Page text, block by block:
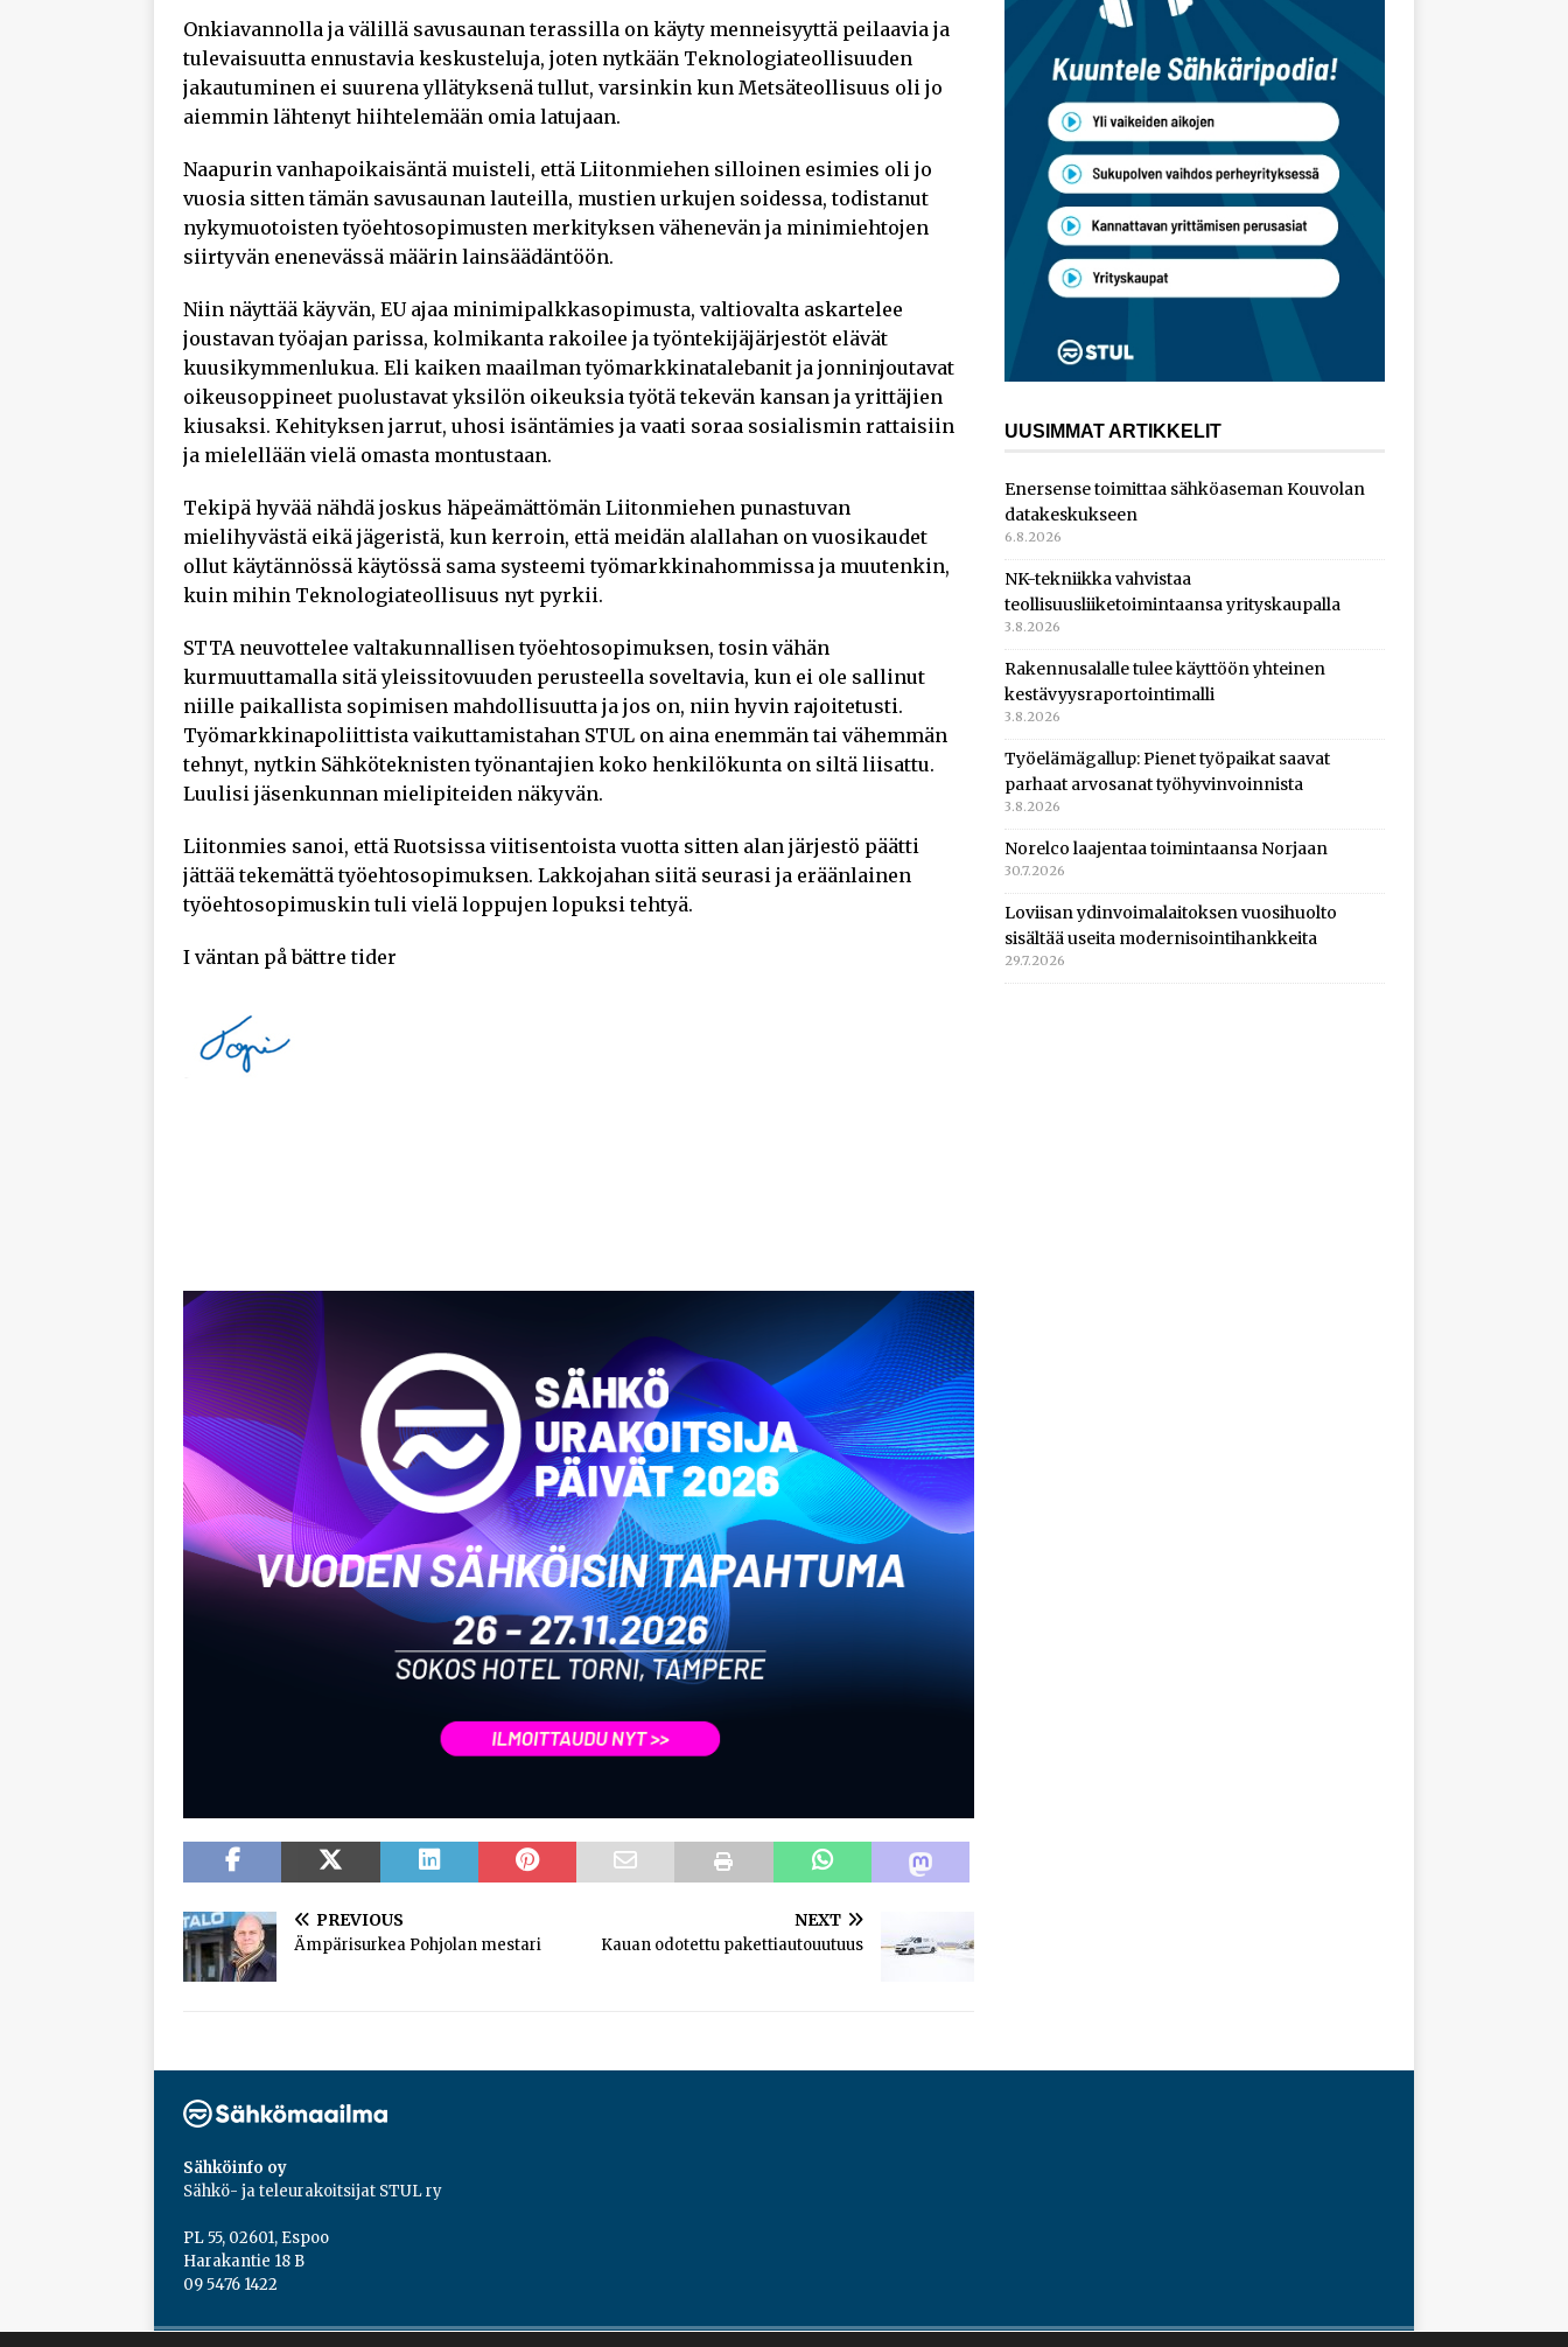
Onkiavannolla ja välillä savusaunan terassilla on käyty menneisyyttä peilaavia ja
tulevaisuutta ennustavia keskusteluja, joten nytkään Teknologiateollisuuden
jakautuminen ei suurena yllätyksenä tullut, varsinkin kun Metsäteollisuus oli jo
aiemmin lähtenyt hiihtelemään omia latujaan.
Naapurin vanhapoikaisäntä muisteli, että Liitonmiehen silloinen esimies oli jo
vuosia sitten tämän savusaunan lauteilla, mustien urkujen soidessa, todistanut
nykymuotoisten työehtosopimusten merkityksen vähenevän ja minimiehtojen
siirtyvän enenevässä määrin lainsäädäntöön.
Niin näyttää käyvän, EU ajaa minimipalkkasopimusta, valtiovalta askartelee
joustavan työajan parissa, kolmikanta rakoilee ja työntekijäjärjestöt elävät
kuusikymmenlukua. Eli kaiken maailman työmarkkinatalebanit ja jonninjoutavat
oikeusoppineet puolustavat yksilön oikeuksia työtä tekevän kansan ja yrittäjien
kiusaksi. Kehityksen jarrut, uhosi isäntämies ja vaati soraa sosialismin rattaisiin
ja mielellään vielä omasta montustaan.
Tekipä hyvää nähdä joskus häpeämättömän Liitonmiehen punastuvan
mielihyvästä eikä jägeristä, kun kerroin, että meidän alallahan on vuosikaudet
ollut käytännössä käytössä sama systeemi työmarkkinahommissa ja muutenkin,
kuin mihin Teknologiateollisuus nyt pyrkii.
STTA neuvottelee valtakunnallisen työehtosopimuksen, tosin vähän
kurmuuttamalla sitä yleissitovuuden perusteella soveltavia, kun ei ole sallinut
niille paikallista sopimisen mahdollisuutta ja jos on, niin hyvin rajoitetusti.
Työmarkkinapoliittista vaikuttamistahan STUL on aina enemmän tai vähemmän
tehnyt, nytkin Sähköteknisten työnantajien koko henkilökunta on siltä liisattu.
Luulisi jäsenkunnan mielipiteiden näkyvän.
Liitonmies sanoi, että Ruotsissa viitisentoista vuotta sitten alan järjestö päätti
jättää tekemättä työehtosopimuksen. Lakkojahan siitä seurasi ja eräänlainen
työehtosopimuskin tuli vielä loppujen lopuksi tehtyä.
I väntan på bättre tider
PREVIOUS
Ämpärisurkea Pohjolan mestari
NEXT
Kauan odotettu pakettiautouutuus
UUSIMMAT ARTIKKELIT
Enersense toimittaa sähköaseman Kouvolan
datakeskukseen
6.8.2026
NK-tekniikka vahvistaa
teollisuusliiketoimintaansa yrityskaupalla
3.8.2026
Rakennusalalle tulee käyttöön yhteinen
kestävyysraportointimalli
3.8.2026
Työelämägallup: Pienet työpaikat saavat
parhaat arvosanat työhyvinvoinnista
3.8.2026
Norelco laajentaa toimintaansa Norjaan
30.7.2026
Loviisan ydinvoimalaitoksen vuosihuolto
sisältää useita modernisointihankkeita
29.7.2026
Sähköinfo oy
Sähkö- ja teleurakoitsijat STUL ry
PL 55, 02601, Espoo
Harakantie 18 B
09 5476 1422